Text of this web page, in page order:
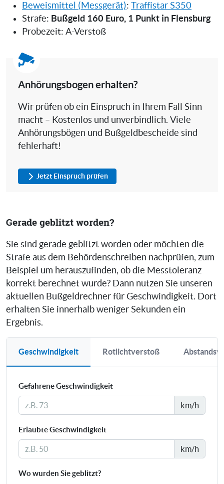
Beweismittel (Messgerät): Traffistar S350
Strafe: Bußgeld 160 Euro, 1 Punkt in Flensburg
Probezeit: A-Verstoß
Anhörungsbogen erhalten?
Wir prüfen ob ein Einspruch in Ihrem Fall Sinn
macht – Kostenlos und unverbindlich. Viele
Anhörungsbögen und Bußgeldbescheide sind
fehlerhaft!
Jetzt Einspruch prüfen
Gerade geblitzt worden?
Sie sind gerade geblitzt worden oder möchten die
Strafe aus dem Behördenschreiben nachprüfen, zum
Beispiel um herauszufinden, ob die Messtoleranz
korrekt berechnet wurde? Dann nutzen Sie unseren
aktuellen Bußgeldrechner für Geschwindigkeit. Dort
erhalten Sie innerhalb weniger Sekunden ein
Ergebnis.
Geschwindigkeit Rotlichtverstoß
Gefahrene Geschwindigkeit
km/h
Erlaubte Geschwindigkeit
km/h
Wo wurden Sie geblitzt?